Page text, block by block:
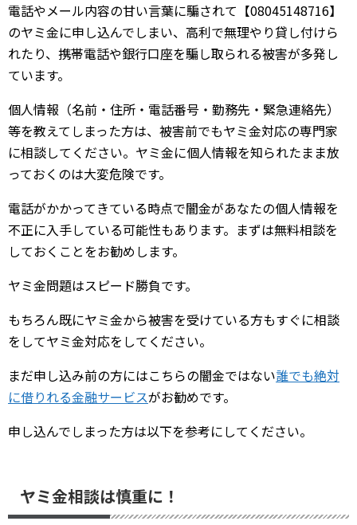
電話やメール内容の甘い言葉に騙されて【08045148716】
のヤミ金に申し込んでしまい、高利で無理やり貸し付けら
れたり、携帯電話や銀行口座を騙し取られる被害が多発し
ています。
個人情報（名前・住所・電話番号・勤務先・緊急連絡先）
等を教えてしまった方は、被害前でもヤミ金対応の専門家
に相談してください。ヤミ金に個人情報を知られたまま放
っておくのは大変危険です。
電話がかかってきている時点で闇金があなたの個人情報を
不正に入手している可能性もあります。まずは無料相談を
しておくことをお勧めします。
ヤミ金問題はスピード勝負です。
もちろん既にヤミ金から被害を受けている方もすぐに相談
をしてヤミ金対応をしてください。
まだ申し込み前の方にはこちらの闇金ではない誰でも絶対
に借りれる金融サービスがお勧めです。
申し込んでしまった方は以下を参考にしてください。
ヤミ金相談は慎重に！